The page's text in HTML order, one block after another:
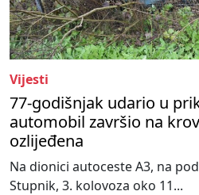
Vijesti
77-godišnjak udario u
automobil završio na
ozlijeđena
Na dionici autoceste A3, na
Stupnik, 3. kolovoza oko 11...